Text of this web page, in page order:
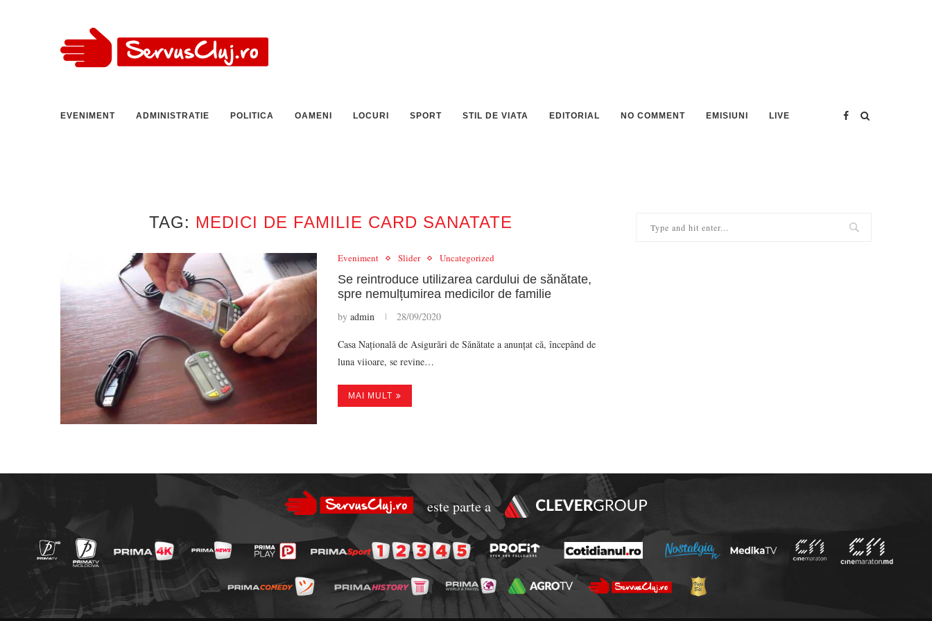
EVENIMENT ADMINISTRATIE POLITICA OAMENI LOCURI SPORT STIL DE VIATA EDITORIAL NO COMMENT EMISIUNI LIVE
TAG: MEDICI DE FAMILIE CARD SANATATE
Eveniment Slider Uncategorized
Se reintroduce utilizarea cardului de sănătate,
spre nemulțumirea medicilor de familie
by admin 28/09/2020
Casa Națională de Asigurări de Sănătate a anunțat că, începând de
luna viioare, se revine…
MAI MULT
este parte a